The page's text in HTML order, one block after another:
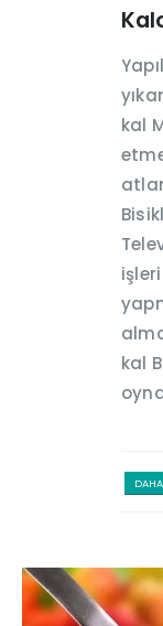
kal
kal